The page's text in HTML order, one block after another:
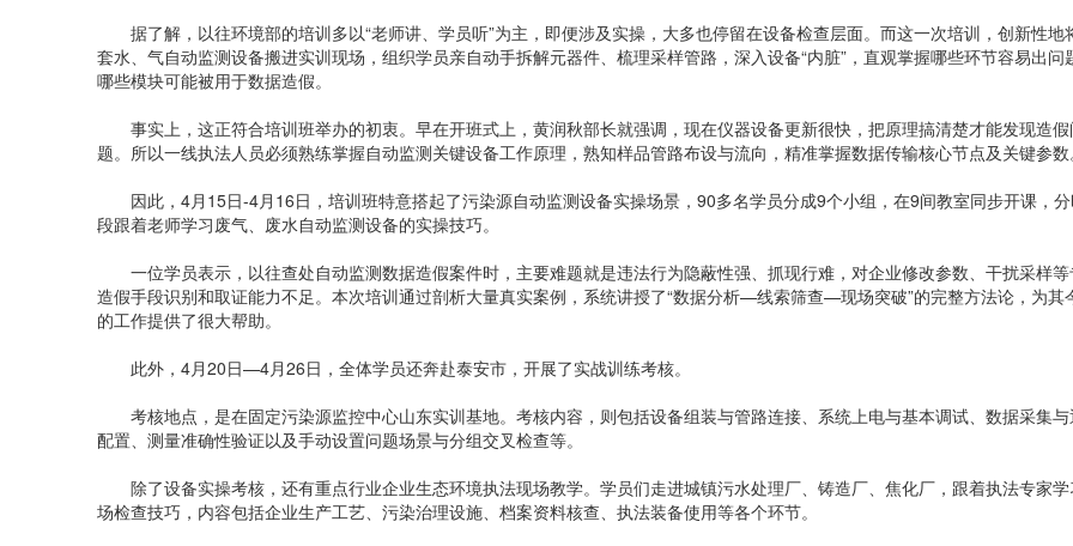
据了解，以往环境部的培训多以“老师讲、学员听”为主，即便涉及实操，大多也停留在设备检查层面。而这一次培训，创新性地
套水、气自动监测设备搬进实训现场，组织学员亲自动手拆解元器件、梳理采样管路，深入设备“内脏”，直观掌握哪些环节容易出问
哪些模块可能被用于数据造假。
事实上，这正符合培训班举办的初衷。早在开班式上，黄润秋部长就强调，现在仪器设备更新很快，把原理搞清楚才能发现造假
题。所以一线执法人员必须熟练掌握自动监测关键设备工作原理，熟知样品管路布设与流向，精准掌握数据传输核心节点及关键参数
因此，4月15日-4月16日，培训班特意搭起了污染源自动监测设备实操场景，90多名学员分成9个小组，在9间教室同步开课，
段跟着老师学习废气、废水自动监测设备的实操技巧。
一位学员表示，以往查处自动监测数据造假案件时，主要难题就是违法行为隐蔽性强、抓现行难，对企业修改参数、干扰采样等
造假手段识别和取证能力不足。本次培训通过剖析大量真实案例，系统讲授了“数据分析—线索筛查—现场突破”的完整方法论，为其
的工作提供了很大帮助。
此外，4月20日—4月26日，全体学员还奔赴泰安市，开展了实战训练考核。
考核地点，是在固定污染源监控中心山东实训基地。考核内容，则包括设备组装与管路连接、系统上电与基本调试、数据采集
配置、测量准确性验证以及手动设置问题场景与分组交叉检查等。
除了设备实操考核，还有重点行业企业生态环境执法现场教学。学员们走进城镇污水处理厂、铸造厂、焦化厂，跟着执法专家
场检查技巧，内容包括企业生产工艺、污染治理设施、档案资料核查、执法装备使用等各个环节。